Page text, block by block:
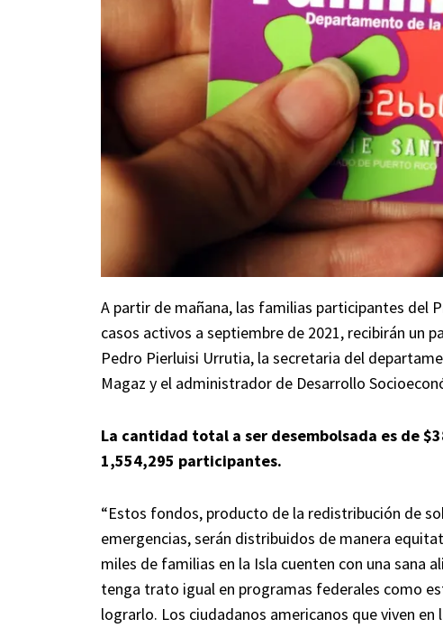
A partir de mañana, las familias participantes del
casos activos a septiembre de 2021, recibirán un
Pedro Pierluisi Urrutia, la secretaria del
Magaz y el administrador de Desarrollo
La cantidad total a ser desembolsada es de
1,554,295 participantes.
“Estos fondos, producto de la redistribución de
emergencias, serán distribuidos de manera
miles de familias en la Isla cuenten con una sana
tenga trato igual en programas federales como
lograrlo. Los ciudadanos americanos que viven